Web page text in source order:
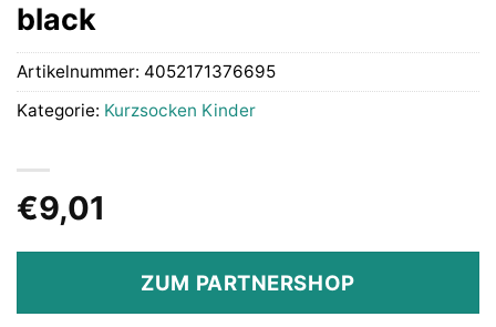
black
€9,01
ZUM PARTNERSHOP
Artikelnummer: 4052171376695
Kategorie: Kurzsocken Kinder